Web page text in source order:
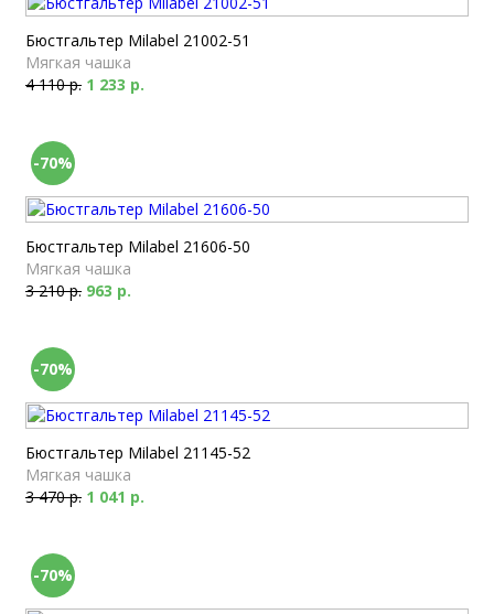
Бюстгальтер Milabel 21002-51
Мягкая чашка
4 110 р. 1 233 р.
-70%
Бюстгальтер Milabel 21606-50
Мягкая чашка
3 210 р. 963 р.
-70%
Бюстгальтер Milabel 21145-52
Мягкая чашка
3 470 р. 1 041 р.
-70%